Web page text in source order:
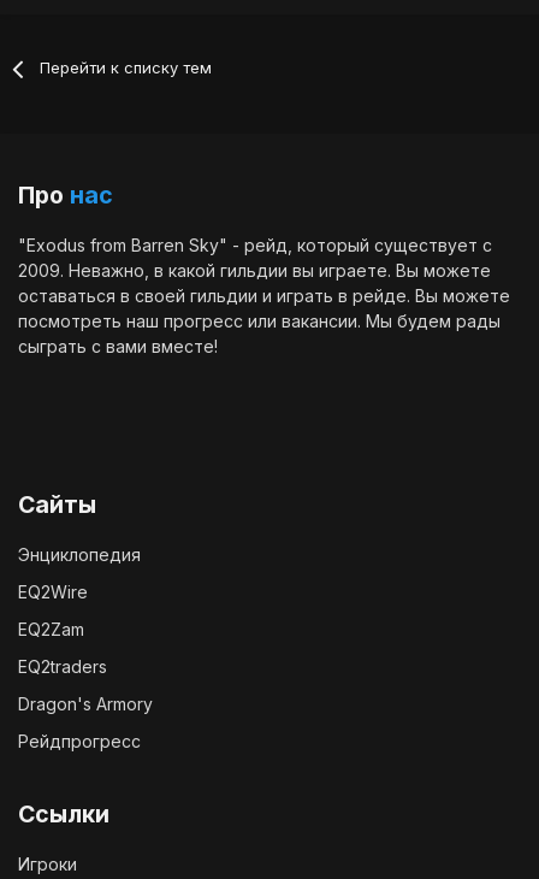
Перейти к списку тем
Про нас
"Exodus from Barren Sky" - рейд, который существует с
2009. Неважно, в какой гильдии вы играете. Вы можете
оставаться в своей гильдии и играть в рейде. Вы можете
посмотреть наш прогресс или вакансии. Мы будем рады
сыграть с вами вместе!
Сайты
Энциклопедия
EQ2Wire
EQ2Zam
EQ2traders
Dragon's Armory
Рейдпрогресс
Ссылки
Игроки